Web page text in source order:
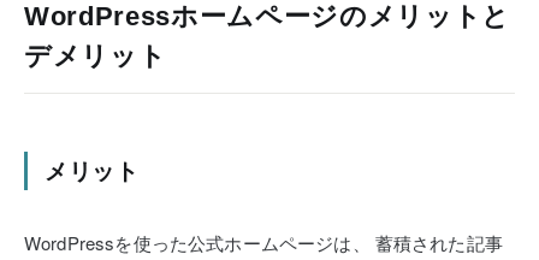
WordPressホームページのメリットと
デメリット
メリット
WordPressを使った公式ホームページは、
蓄積された記事